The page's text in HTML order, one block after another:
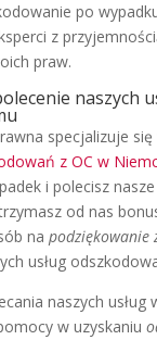
po
z
praw.
naszych
specjalizuje się
z OC w
i polecisz
od nas
na podziękowanie
usług
naszych usług
w uzyskaniu